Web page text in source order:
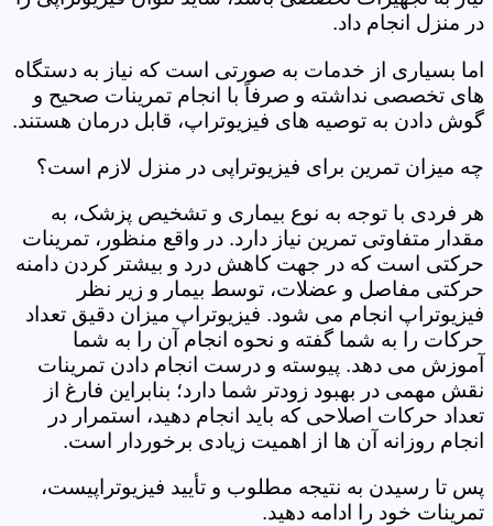
در منزل انجام داد.
اما بسیاری از خدمات به صورتی است که نیاز به دستگاه
های تخصصی نداشته و صرفاً با انجام تمرینات صحیح و
گوش دادن به توصیه های فیزیوتراپ، قابل درمان هستند.
چه میزان تمرین برای فیزیوتراپی در منزل لازم است؟
هر فردی با توجه به نوع بیماری و تشخیص پزشک، به
مقدار متفاوتی تمرین نیاز دارد. در واقع منظور، تمرینات
حرکتی است که در جهت کاهش درد و بیشتر کردن دامنه
حرکتی مفاصل و عضلات، توسط بیمار و زیر نظر
فیزیوتراپ انجام می شود. فیزیوتراپ میزان دقیق تعداد
حرکات را به شما گفته و نحوه انجام آن را به شما
آموزش می دهد. پیوسته و درست انجام دادن تمرینات
نقش مهمی در بهبود زودتر شما دارد؛ بنابراین فارغ از
تعداد حرکات اصلاحی که باید انجام دهید، استمرار در
انجام روزانه آن ها از اهمیت زیادی برخوردار است.
پس تا رسیدن به نتیجه مطلوب و تأیید فیزیوتراپیست،
تمرینات خود را ادامه دهید.